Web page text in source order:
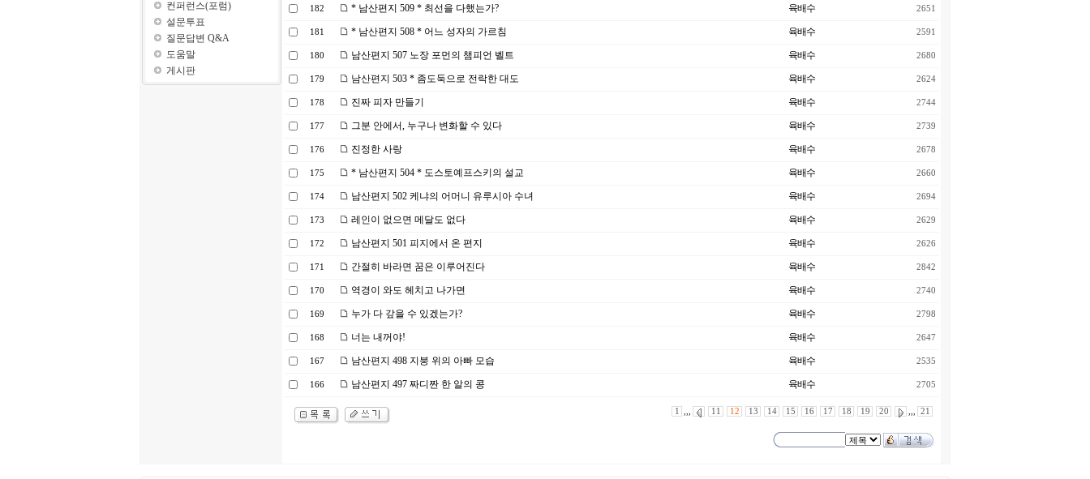
컨퍼런스(포럼)
설문투표
질문답변 Q&A
도움말
게시판
182 * 남산편지 509 * 최선을 다했는가? 육배수 2651
181 * 남산편지 508 * 어느 성자의 가르침 육배수 2591
180 남산편지 507 노장 포먼의 챔피언 벨트 육배수 2680
179 남산편지 503 * 좀도둑으로 전락한 대도 육배수 2624
178 진짜 피자 만들기 육배수 2744
177 그분 안에서, 누구나 변화할 수 있다 육배수 2739
176 진정한 사랑 육배수 2678
175 * 남산편지 504 * 도스토예프스키의 설교 육배수 2660
174 남산편지 502 케냐의 어머니 유루시아 수녀 육배수 2694
173 레인이 없으면 메달도 없다 육배수 2629
172 남산편지 501 피지에서 온 편지 육배수 2626
171 간절히 바라면 꿈은 이루어진다 육배수 2842
170 역경이 와도 헤치고 나가면 육배수 2740
169 누가 다 갚을 수 있겠는가? 육배수 2798
168 너는 내꺼야! 육배수 2647
167 남산편지 498 지붕 위의 아빠 모습 육배수 2535
166 남산편지 497 짜디짠 한 알의 콩 육배수 2705
1 ,,, 11 12 13 14 15 16 17 18 19 20 ,,, 21